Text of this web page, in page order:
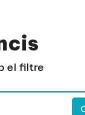
el filtre